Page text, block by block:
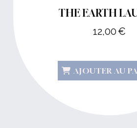
THE EARTH
12,00€
AJOUTER AU